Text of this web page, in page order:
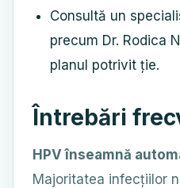
Consultă un
precum Dr. Rodica
planul potrivit ție.
Întrebări
HPV înseamnă
Majoritatea infecțiilor